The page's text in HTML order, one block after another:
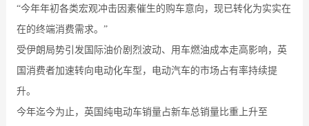
“今年年初各类宏观冲击因素催生的购车意向，现已转化为实实在
在的终端消费需求。”
受伊朗局势引发国际油价剧烈波动、用车燃油成本走高影响，英
国消费者加速转向电动化车型，电动汽车的市场占有率持续提
升。
今年迄今为止，英国纯电动车销量占新车总销量比重上升至